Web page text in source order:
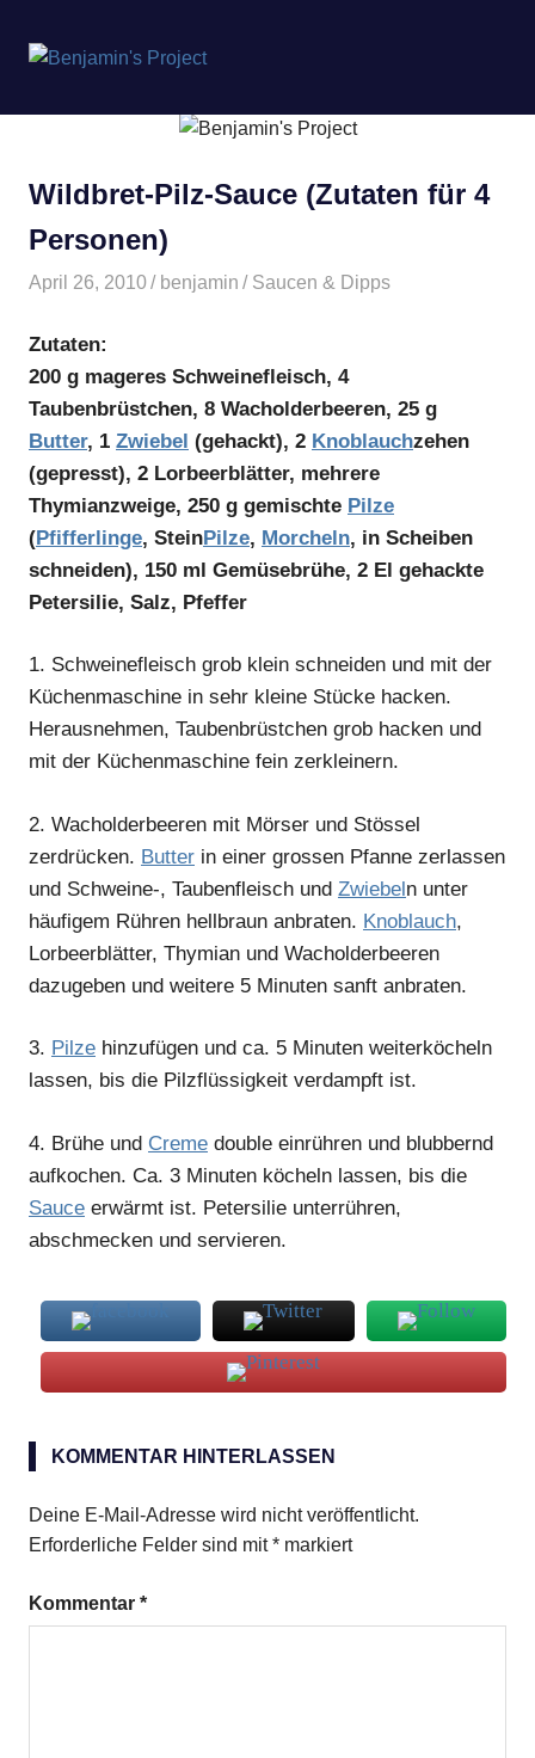
springen
Project
Wildbret-Pilz-Sauce (Zutaten für 4
Personen)
April 26, 2010 benjamin Saucen & Dipps
Zutaten:
200 g mageres Schweinefleisch, 4
Taubenbrüstchen, 8 Wacholderbeeren, 25 g
Butter, 1 Zwiebel (gehackt), 2 Knoblauchzehen
(gepresst), 2 Lorbeerblätter, mehrere
Thymianzweige, 250 g gemischte Pilze
(Pfifferlinge, SteinPilze, Morcheln, in Scheiben
schneiden), 150 ml Gemüsebrühe, 2 El gehackte
Petersilie, Salz, Pfeffer
1. Schweinefleisch grob klein schneiden und mit der
Küchenmaschine in sehr kleine Stücke hacken.
Herausnehmen, Taubenbrüstchen grob hacken und
mit der Küchenmaschine fein zerkleinern.
2. Wacholderbeeren mit Mörser und Stössel
zerdrücken. Butter in einer grossen Pfanne zerlassen
und Schweine-, Taubenfleisch und Zwiebeln unter
häufigem Rühren hellbraun anbraten. Knoblauch,
Lorbeerblätter, Thymian und Wacholderbeeren
dazugeben und weitere 5 Minuten sanft anbraten.
3. Pilze hinzufügen und ca. 5 Minuten weiterköcheln
lassen, bis die Pilzflüssigkeit verdampft ist.
4. Brühe und Creme double einrühren und blubbernd
aufkochen. Ca. 3 Minuten köcheln lassen, bis die
Sauce erwärmt ist. Petersilie unterrühren,
abschmecken und servieren.
Schweinefleisch
Steinpilze
KOMMENTAR HINTERLASSEN
Deine E-Mail-Adresse wird nicht veröffentlicht.
Erforderliche Felder sind mit* markiert
Kommentar *